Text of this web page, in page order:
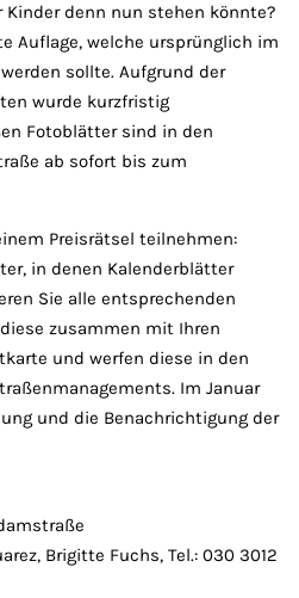
Kinder denn nun stehen könnte?
Auflage, welche ursprünglich im
sollte. Aufgrund der
wurde kurzfristig
Fotoblätter sind in den
ab sofort bis zum
Preisrätsel teilnehmen:
in denen Kalenderblätter
Sie alle entsprechenden
zusammen mit Ihren
und werfen diese in den
Im Januar
und die Benachrichtigung der
Brigitte Fuchs, Tel.: 030 3012